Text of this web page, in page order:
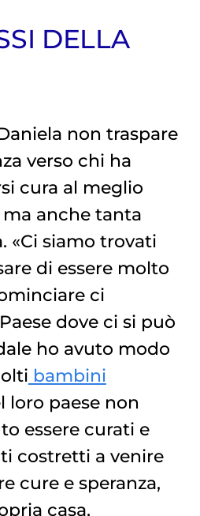
DELLA
non traspare
verso chi ha
cura al meglio
anche tanta
«Ci siamo trovati
di essere molto
ci
dove ci si può
ho avuto modo
bambini
loro paese non
essere curati e
costretti a venire
cure e speranza,
casa,